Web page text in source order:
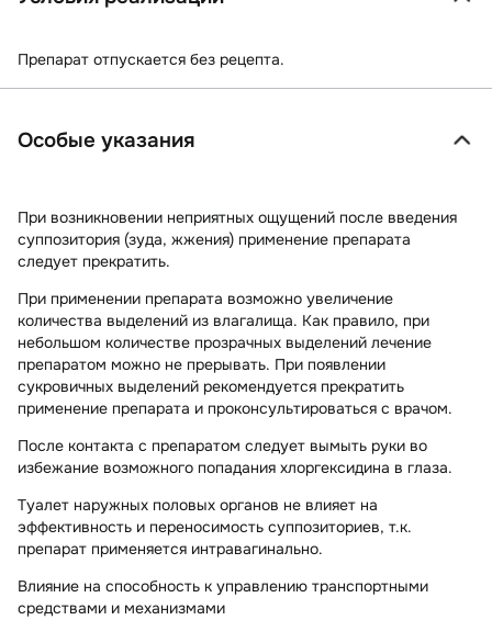
Препарат отпускается без рецепта.
Особые указания
При возникновении неприятных ощущений после введения
суппозитория (зуда, жжения) применение препарата
следует прекратить.
При применении препарата возможно увеличение
количества выделений из влагалища. Как правило, при
небольшом количестве прозрачных выделений лечение
препаратом можно не прерывать. При появлении
сукровичных выделений рекомендуется прекратить
применение препарата и проконсультироваться с врачом.
После контакта с препаратом следует вымыть руки во
избежание возможного попадания хлоргексидина в глаза.
Туалет наружных половых органов не влияет на
эффективность и переносимость суппозиториев, т.к.
препарат применяется интравагинально.
Влияние на способность к управлению транспортными
средствами и механизмами